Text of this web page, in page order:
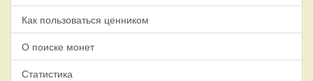
Как пользоваться ценником
О поиске монет
Статистика